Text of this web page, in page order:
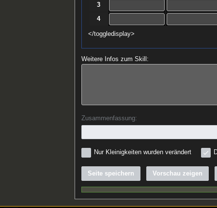
3
4
</toggledisplay>
Weitere Infos zum Skill:
Zusammenfassung:
Nur Kleinigkeiten wurden verändert
Seite speichern Vorschau zeigen